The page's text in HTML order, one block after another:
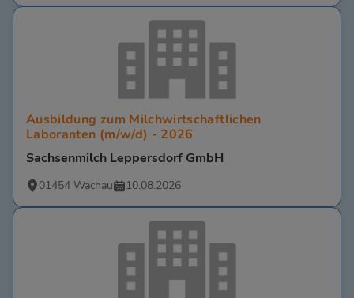
Ausbildung zum Milchwirtschaftlichen
Laboranten (m/w/d) - 2026
Sachsenmilch Leppersdorf GmbH
01454 Wachau 10.08.2026